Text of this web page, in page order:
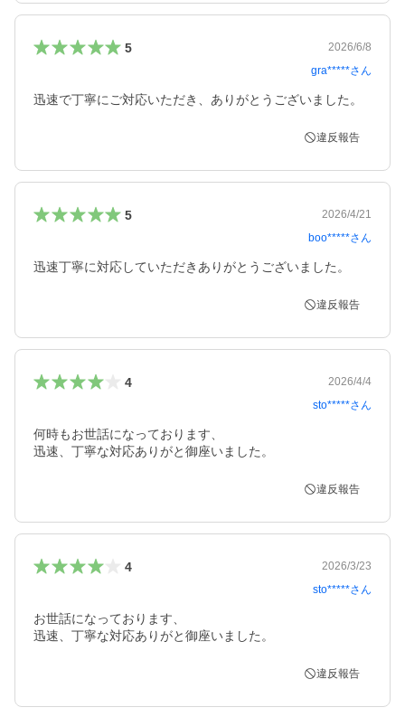
5
2026/6/8
gra*****さん
迅速で丁寧にご対応いただき、ありがとうございました。
違反報告
5
2026/4/21
boo*****さん
迅速丁寧に対応していただきありがとうございました。
違反報告
4
2026/4/4
sto*****さん
何時もお世話になっております、
迅速、丁寧な対応ありがと御座いました。
違反報告
4
2026/3/23
sto*****さん
お世話になっております、
迅速、丁寧な対応ありがと御座いました。
違反報告